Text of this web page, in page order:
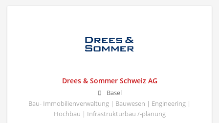
Drees & Sommer Schweiz AG
Basel
Bau- Immobilienverwaltung | Bauwesen | Engineering |
Hochbau | Infrastrukturbau /-planung